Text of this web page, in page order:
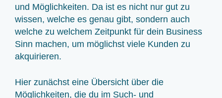
und Möglichkeiten. Da ist es nicht nur gut zu
wissen, welche es genau gibt, sondern auch
welche zu welchem Zeitpunkt für dein Business
Sinn machen, um möglichst viele Kunden zu
akquirieren.
Hier zunächst eine Übersicht über die
Möglichkeiten, die du im Such- und